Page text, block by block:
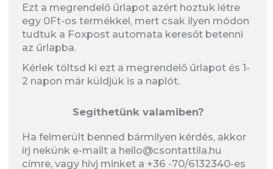
Ezt a megrendelő űrlapot azért hoztuk létre
egy 0Ft-os termékkel, mert csak ilyen módon
tudtuk a Foxpost automata keresőt betenni
az űrlapba.
Kérlek töltsd ki ezt a megrendelő űrlapot és 1-
2 napon már küldjük is a naplót.
Segíthetünk valamiben?
Ha felmerült benned bármilyen kérdés, akkor
írj nekünk e-mailt a hello@csontattila.hu
címre, vagy hívj minket a +36 -70/6132340-es